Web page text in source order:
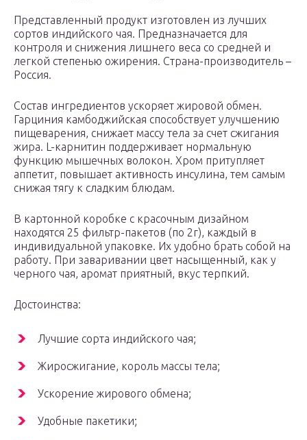
Представленный продукт изготовлен из лучших
сортов индийского чая. Предназначается для
контроля и снижения лишнего веса со средней и
легкой степенью ожирения. Страна-производитель –
Россия.
Состав ингредиентов ускоряет жировой обмен.
Гарциния камбоджийская способствует улучшению
пищеварения, снижает массу тела за счет сжигания
жира. L-карнитин поддерживает нормальную
функцию мышечных волокон. Хром притупляет
аппетит, повышает активность инсулина, тем самым
снижая тягу к сладким блюдам.
В картонной коробке с красочным дизайном
находятся 25 фильтр-пакетов (по 2г), каждый в
индивидуальной упаковке. Их удобно брать собой на
работу. При заваривании цвет насыщенный, как у
черного чая, аромат приятный, вкус терпкий.
Достоинства:
Лучшие сорта индийского чая;
Жиросжигание, король массы тела;
Ускорение жирового обмена;
Удобные пакетики;